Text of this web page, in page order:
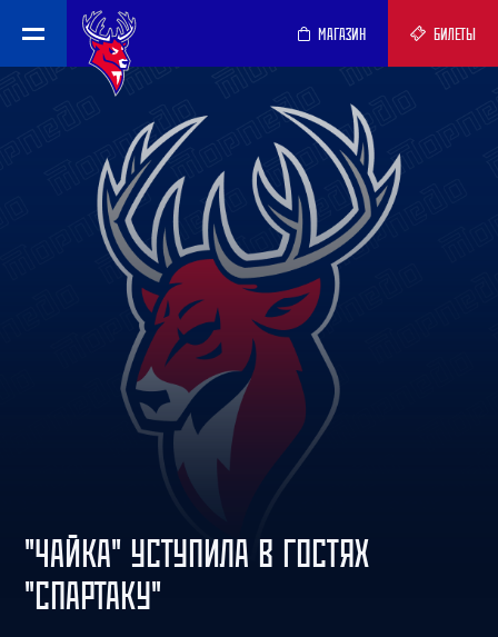
МАГАЗИН БИЛЕТЫ
"ЧАЙКА" УСТУПИЛА В ГОСТЯХ
"СПАРТАКУ"